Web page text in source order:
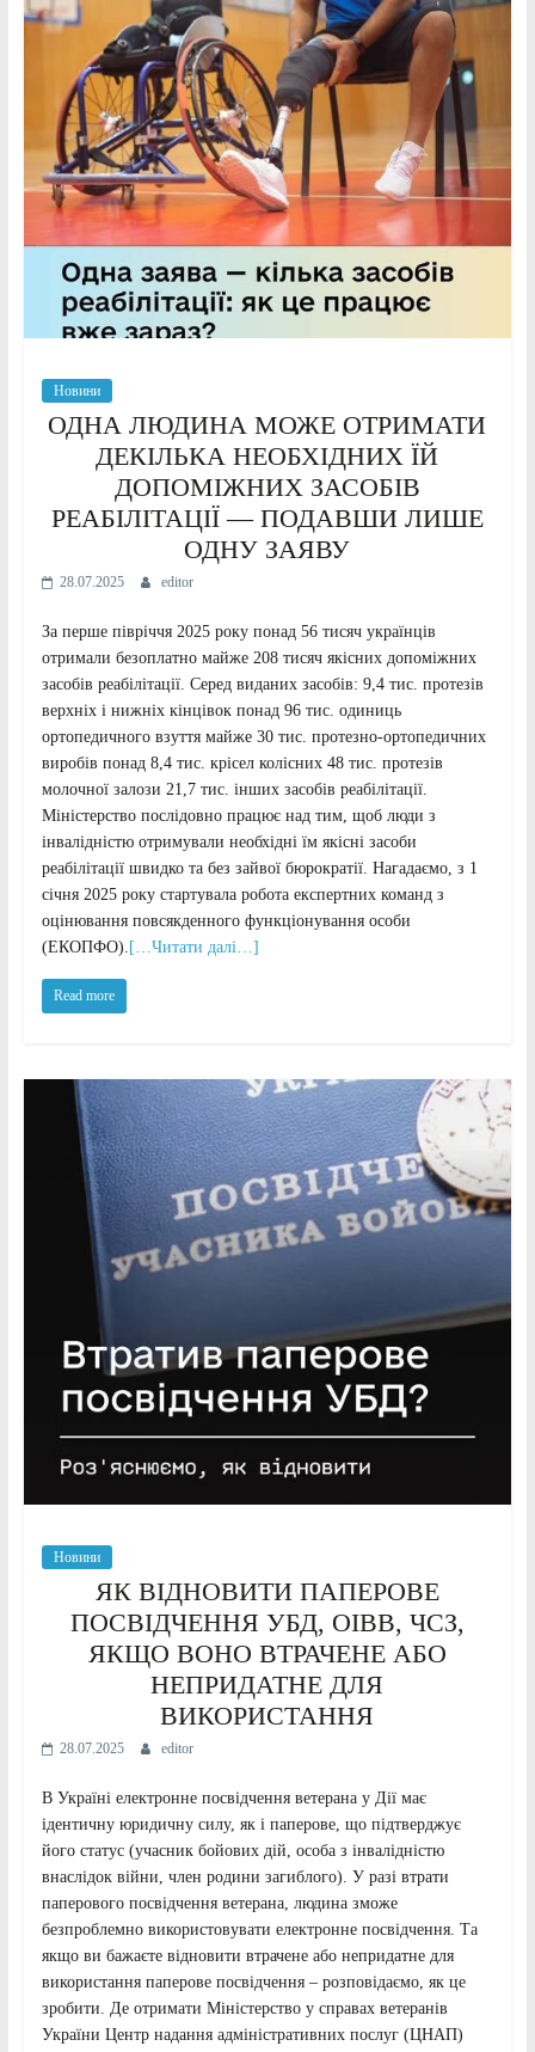
Новини
ОДНА ЛЮДИНА МОЖЕ ОТРИМАТИ
ДЕКІЛЬКА НЕОБХІДНИХ ЇЙ
ДОПОМІЖНИХ ЗАСОБІВ
РЕАБІЛІТАЦІЇ — ПОДАВШИ ЛИШЕ
ОДНУ ЗАЯВУ
28.07.2025 editor
За перше півріччя 2025 року понад 56 тисяч українців
отримали безоплатно майже 208 тисяч якісних допоміжних
засобів реабілітації. Серед виданих засобів: 9,4 тис. протезів
верхніх і нижніх кінцівок понад 96 тис. одиниць
ортопедичного взуття майже 30 тис. протезно-ортопедичних
виробів понад 8,4 тис. крісел колісних 48 тис. протезів
молочної залози 21,7 тис. інших засобів реабілітації.
Міністерство послідовно працює над тим, щоб люди з
інвалідністю отримували необхідні їм якісні засоби
реабілітації швидко та без зайвої бюрократії. Нагадаємо, з 1
січня 2025 року стартувала робота експертних команд з
оцінювання повсякденного функціонування особи
(ЕКОПФО). […Читати далі…]
Read more
Новини
ЯК ВІДНОВИТИ ПАПЕРОВЕ
ПОСВІДЧЕННЯ УБД, ОІВВ, ЧСЗ,
ЯКЩО ВОНО ВТРАЧЕНЕ АБО
НЕПРИДАТНЕ ДЛЯ
ВИКОРИСТАННЯ
28.07.2025 editor
В Україні електронне посвідчення ветерана у Дії має
ідентичну юридичну силу, як і паперове, що підтверджує
його статус (учасник бойових дій, особа з інвалідністю
внаслідок війни, член родини загиблого). У разі втрати
паперового посвідчення ветерана, людина зможе
безпроблемно використовувати електронне посвідчення. Та
якщо ви бажаєте відновити втрачене або непридатне для
використання паперове посвідчення – розповідаємо, як це
зробити. Де отримати Міністерство у справах ветеранів
України Центр надання адміністративних послуг (ЦНАП)